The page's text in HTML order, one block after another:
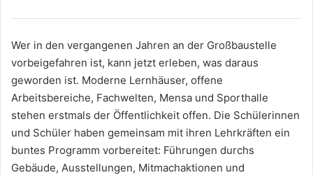
Wer in den vergangenen Jahren an der Großbaustelle
vorbeigefahren ist, kann jetzt erleben, was daraus
geworden ist. Moderne Lernhäuser, offene
Arbeitsbereiche, Fachwelten, Mensa und Sporthalle
stehen erstmals der Öffentlichkeit offen. Die Schülerinnen
und Schüler haben gemeinsam mit ihren Lehrkräften ein
buntes Programm vorbereitet: Führungen durchs
Gebäude, Ausstellungen, Mitmachaktionen und